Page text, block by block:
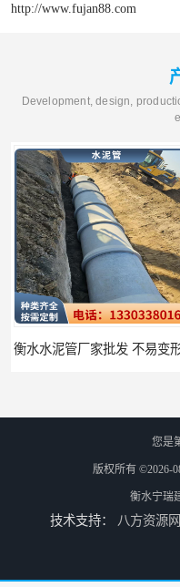
http://www.fujan88.com
Development, design,
衡水水泥管厂家批发 不易变形结构稳定
邢台预制检查
您是
版权所有 ©2026-
衡水宁瑞
技术支持： 八方资源网